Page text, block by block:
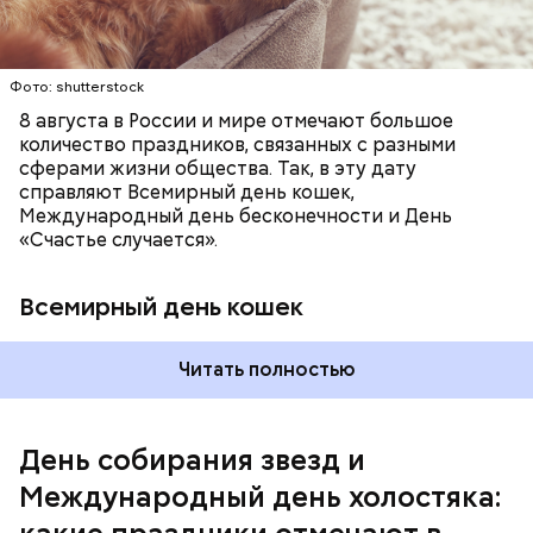
Фото: shutterstock
8 августа в России и мире отмечают большое
количество праздников, связанных с разными
сферами жизни общества. Так, в эту дату
справляют Всемирный день кошек,
Международный день бесконечности и День
«Счастье случается».
Всемирный день кошек
Читать полностью
День собирания звезд и
Международный день холостяка:
Международный день холостяка
они уже не будут холостяками.